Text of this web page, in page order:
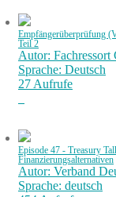
Empfängerüberprüfung
Teil 2
Autor:
Sprache: Deutsch
27 Aufrufe
Episode 47 - Treasury
Finanzierungsalternativen
Autor: Verband
Sprache: deutsch